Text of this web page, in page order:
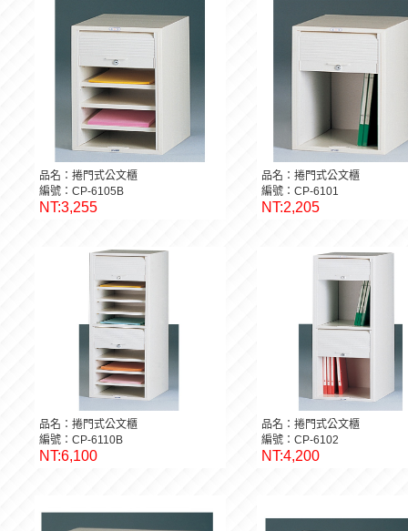
品名：捲門式公文櫃
編號：CP-6105B
NT:3,255
品名：捲門式公文櫃
編號：CP-6101
NT:2,205
品名：捲門式公文櫃
編號：CP-6110B
NT:6,100
品名：捲門式公文櫃
編號：CP-6102
NT:4,200